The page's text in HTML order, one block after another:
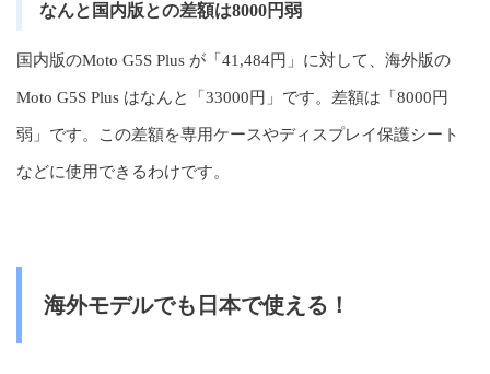
なんと国内版との差額は8000円弱
国内版のMoto G5S Plus が「41,484円」に対して、海外版の
Moto G5S Plus はなんと「33000円」です。差額は「8000円
弱」です。この差額を専用ケースやディスプレイ保護シート
などに使用できるわけです。
海外モデルでも日本で使える！